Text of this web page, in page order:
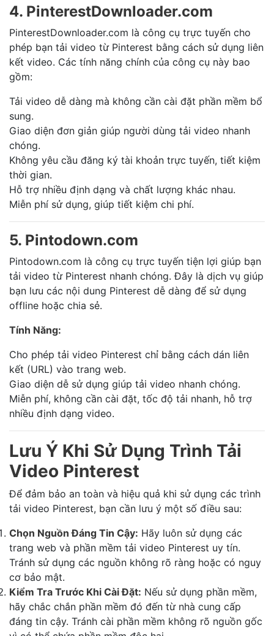
4. PinterestDownloader.com
PinterestDownloader.com là công cụ trực tuyến cho
phép bạn tải video từ Pinterest bằng cách sử dụng liên
kết video. Các tính năng chính của công cụ này bao
gồm:
Tải video dễ dàng mà không cần cài đặt phần mềm bổ
sung.
Giao diện đơn giản giúp người dùng tải video nhanh
chóng.
Không yêu cầu đăng ký tài khoản trực tuyến, tiết kiệm
thời gian.
Hỗ trợ nhiều định dạng và chất lượng khác nhau.
Miễn phí sử dụng, giúp tiết kiệm chi phí.
5. Pintodown.com
Pintodown.com là công cụ trực tuyến tiện lợi giúp bạn
tải video từ Pinterest nhanh chóng. Đây là dịch vụ giúp
bạn lưu các nội dung Pinterest dễ dàng để sử dụng
offline hoặc chia sẻ.
Tính Năng:
Cho phép tải video Pinterest chỉ bằng cách dán liên
kết (URL) vào trang web.
Giao diện dễ sử dụng giúp tải video nhanh chóng.
Miễn phí, không cần cài đặt, tốc độ tải nhanh, hỗ trợ
nhiều định dạng video.
Lưu Ý Khi Sử Dụng Trình Tải
Video Pinterest
Để đảm bảo an toàn và hiệu quả khi sử dụng các trình
tải video Pinterest, bạn cần lưu ý một số điều sau:
Chọn Nguồn Đáng Tin Cậy: Hãy luôn sử dụng các
trang web và phần mềm tải video Pinterest uy tín.
Tránh sử dụng các nguồn không rõ ràng hoặc có nguy
cơ bảo mật.
Kiểm Tra Trước Khi Cài Đặt: Nếu sử dụng phần mềm,
hãy chắc chắn phần mềm đó đến từ nhà cung cấp
đáng tin cậy. Tránh cài phần mềm không rõ nguồn gốc